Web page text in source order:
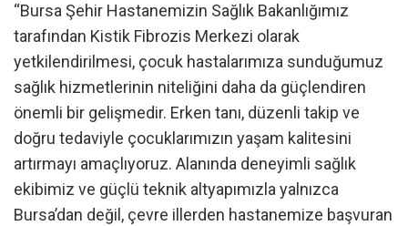
“Bursa Şehir Hastanemizin Sağlık Bakanlığımız
tarafından Kistik Fibrozis Merkezi olarak
yetkilendirilmesi, çocuk hastalarımıza sunduğumuz
sağlık hizmetlerinin niteliğini daha da güçlendiren
önemli bir gelişmedir. Erken tanı, düzenli takip ve
doğru tedaviyle çocuklarımızın yaşam kalitesini
artırmayı amaçlıyoruz. Alanında deneyimli sağlık
ekibimiz ve güçlü teknik altyapımızla yalnızca
Bursa’dan değil, çevre illerden hastanemize başvuran